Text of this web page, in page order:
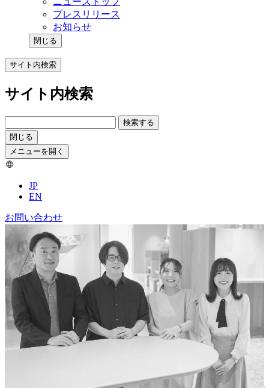
プレスリリース
お知らせ
閉じる
サイト内検索
サイト内検索
検索する
閉じる
メニューを開く
JP
EN
お問い合わせ
事例／ソリューション記事 一覧
データ・AI事業 最新情報